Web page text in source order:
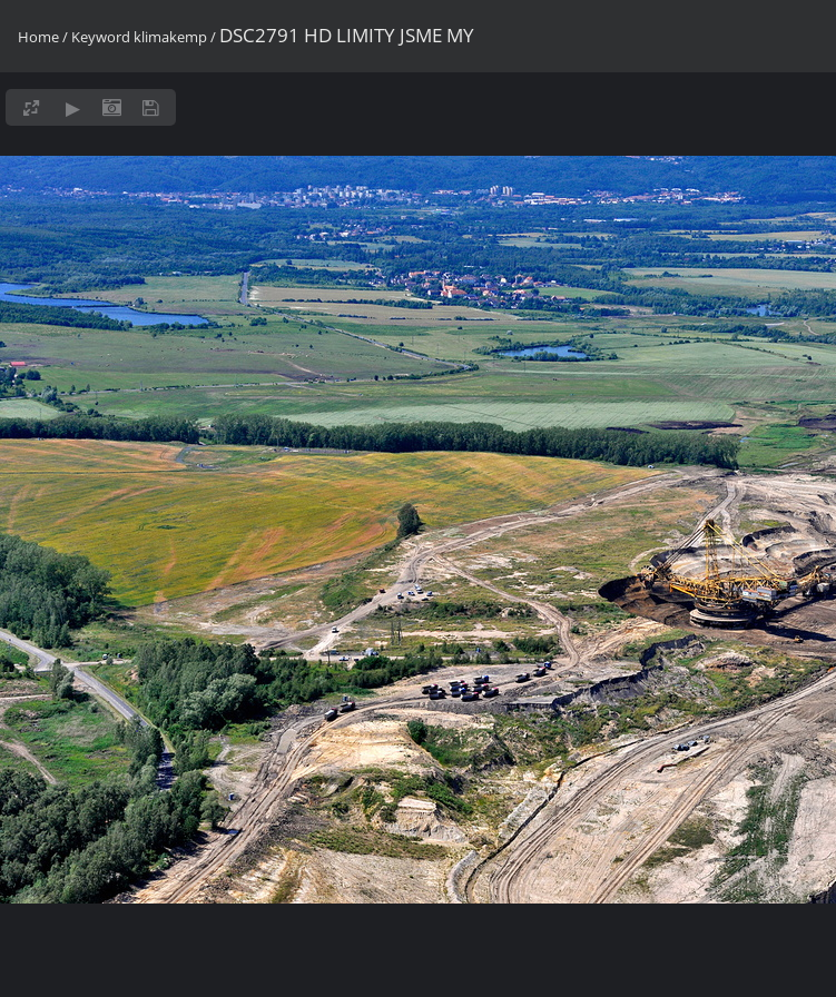
Home/ Keyword klimakemp/ DSC2791 HD LIMITY JSME MY